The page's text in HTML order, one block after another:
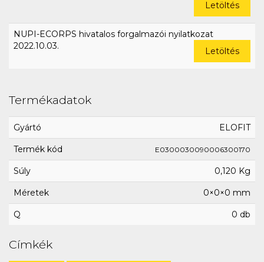
Letöltés
NUPI-ECORPS hivatalos forgalmazói nyilatkozat
2022.10.03.
Letöltés
Termékadatok
Gyártó ELOFIT
Termék kód E0300030090006300170
Súly 0,120 Kg
Méretek 0×0×0 mm
Q 0 db
Címkék